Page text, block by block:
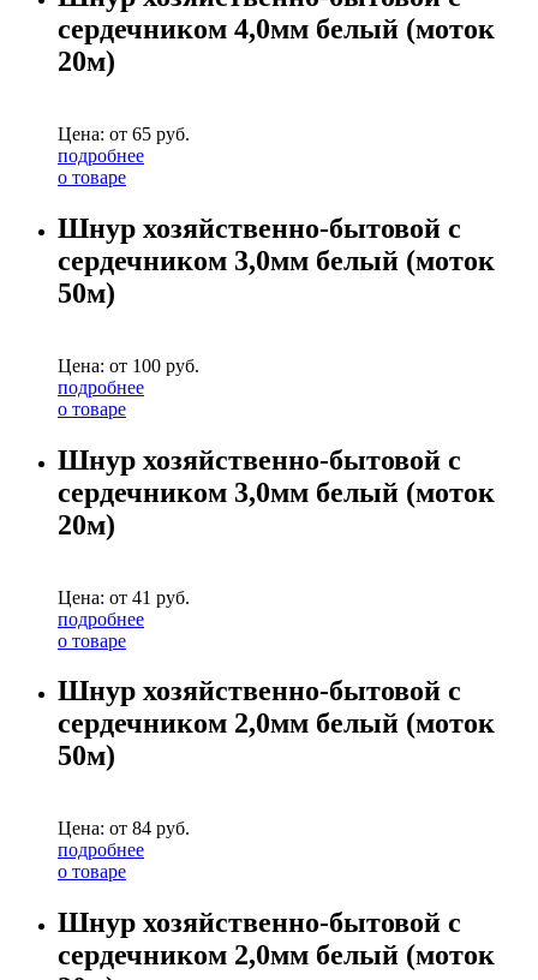
сердечником 4,0мм белый (моток
20м)
Цена: от 65 руб.
подробнее
о товаре
Шнур хозяйственно-бытовой с
сердечником 3,0мм белый (моток
50м)
Цена: от 100 руб.
подробнее
о товаре
Шнур хозяйственно-бытовой с
сердечником 3,0мм белый (моток
20м)
Цена: от 41 руб.
подробнее
о товаре
Шнур хозяйственно-бытовой с
сердечником 2,0мм белый (моток
50м)
Цена: от 84 руб.
подробнее
о товаре
Шнур хозяйственно-бытовой с
сердечником 2,0мм белый (моток